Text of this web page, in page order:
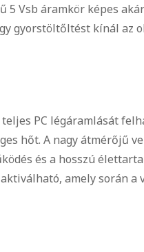
5 Vsb áramkör képes
gyorstöltőltést kínál az
PC légáramlását
hőt. A nagy átmérőjű
és a hosszú
amely során